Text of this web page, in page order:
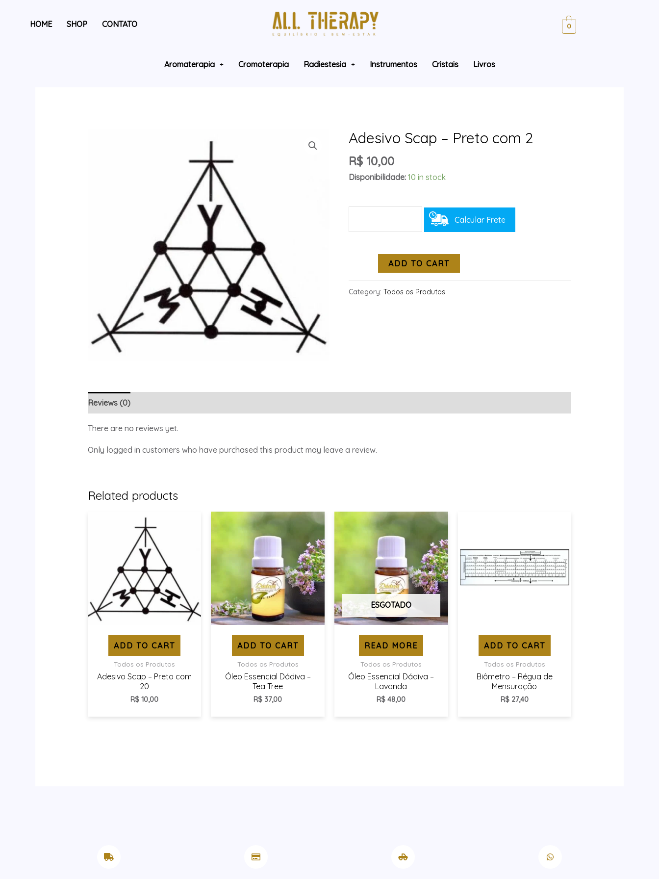
HOME SHOP CONTATO 0
Aromaterapia Cromoterapia Radiestesia Instrumentos Cristais Livros
Adesivo Scap – Preto com 2
R$ 10,00
Disponibilidade: 10 in stock
Calcular Frete
ADD TO CART
Category:Todos os Produtos
Reviews (0)
There are no reviews yet.
Only logged in customers who have purchased this product may leave a review.
Related products
ADD TO CART
Todos os Produtos
Adesivo Scap – Preto com
20
R$ 10,00
ADD TO CART
Todos os Produtos
Óleo Essencial Dádiva –
Tea Tree
R$ 37,00
ESGOTADO
READ MORE
Todos os Produtos
Óleo Essencial Dádiva –
Lavanda
R$ 48,00
ADD TO CART
Todos os Produtos
Biômetro – Régua de
Mensuração
R$27,40